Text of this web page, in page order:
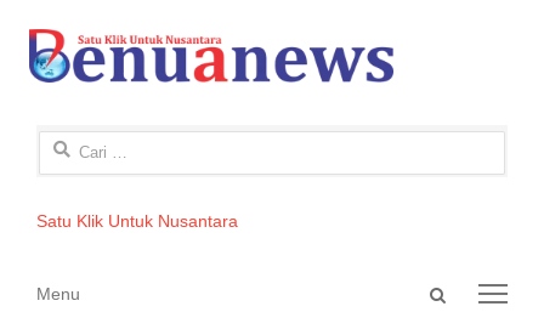
Cari
Satu Klik Untuk Nusantara
Open
Menu
Menu